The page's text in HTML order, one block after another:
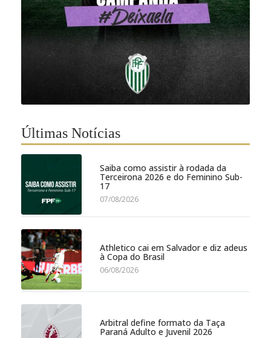
Últimas Notícias
Saiba como assistir à rodada da
Terceirona 2026 e do Feminino Sub-
17
07/08/2026
Athletico cai em Salvador e diz adeus
à Copa do Brasil
06/08/2026
Arbitral define formato da Taça
Paraná Adulto e Juvenil 2026